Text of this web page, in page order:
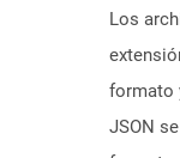
Los
formato
JSON